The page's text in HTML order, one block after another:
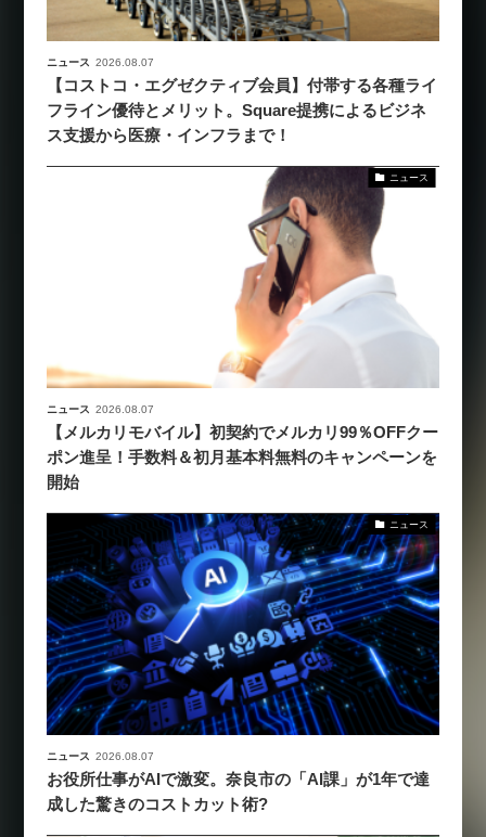
ニュース 2026.08.07
【コストコ・エグゼクティブ会員】付帯する各種ライ
フライン優待とメリット。Square提携によるビジネ
ス支援から医療・インフラまで！
ニュース
ニュース 2026.08.07
【メルカリモバイル】初契約でメルカリ99％OFFクー
ポン進呈！手数料＆初月基本料無料のキャンペーンを
開始
ニュース
ニュース 2026.08.07
お役所仕事がAIで激変。奈良市の「AI課」が1年で達
成した驚きのコストカット術?